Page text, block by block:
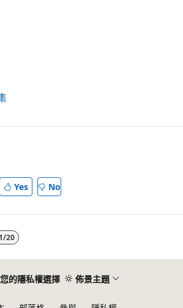
Yes No
20
您的隱私權選擇 佈景主題